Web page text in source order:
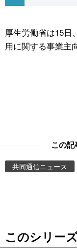
文化
動画/Live
お知らせ
スポーツ・東京2020
厚生労働省は15日
用に関する事業主
この
共同通信ニュース
このシリー